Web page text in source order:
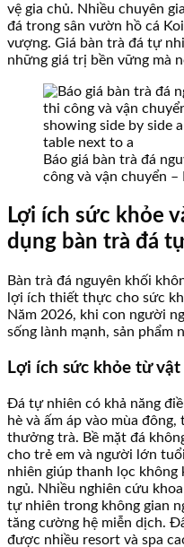
vệ gia chủ. Nhiều chuyên
đá trong sân vườn hồ cá
vượng. Giá bàn trà đá tự
những giá trị bền vững mà
Báo giá bàn trà đá
công và vận chuyển –
Lợi ích sức khỏe
dụng bàn trà đá
Bàn trà đá nguyên khối
lợi ích thiết thực cho sức
Năm 2026, khi con người
sống lành mạnh, sản phẩm
Lợi ích sức khỏe từ
Đá tự nhiên có khả năng
hè và ấm áp vào mùa
thưởng trà. Bề mặt đá
cho trẻ em và người lớn
nhiên giúp thanh lọc không
ngủ. Nhiều nghiên cứu
tự nhiên trong không gian
tăng cường hệ miễn dịch.
được nhiều resort và spa